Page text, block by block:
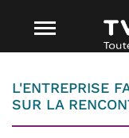
L'ENTREPRISE
SUR LA